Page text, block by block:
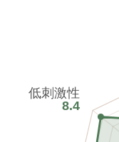
低刺激性
8.4